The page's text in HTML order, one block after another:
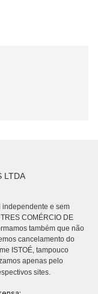
LTDA
independente e sem
COMÉRCIO DE
também que não
cancelamento do
ISTOÉ, tampouco
apenas pelo
sites.